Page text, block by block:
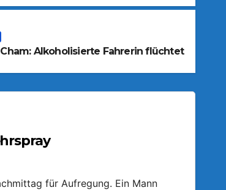
Alkoholisierte Fahrerin flüchtet
für Aufregung. Ein Mann